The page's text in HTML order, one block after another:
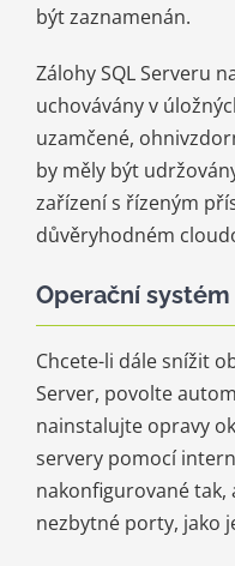
být zaznamenán.
Zálohy SQL Serveru
uchovávány v
uzamčené,
by měly být
zařízení s řízeným
důvěryhodném
Operační
Chcete-li dále snížit
Server, povolte
nainstalujte opravy
servery pomocí
nakonfigurované tak,
nezbytné porty, jako